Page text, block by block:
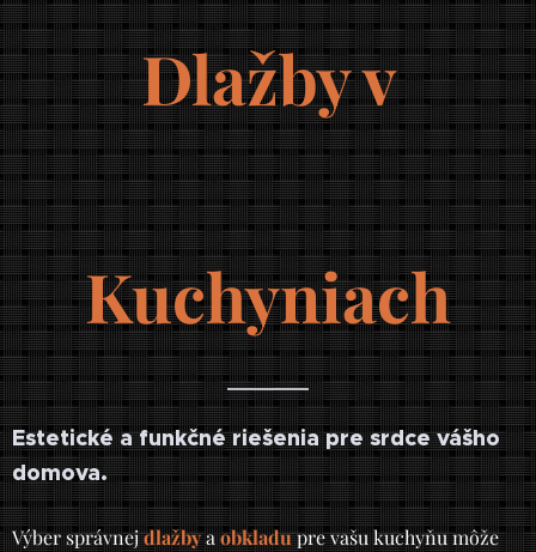
Dlažby v
Kuchyniach
Estetické a funkčné riešenia pre srdce vášho
domova.
Výber správnejdlažbya obkladupre vašu kuchyňu môže